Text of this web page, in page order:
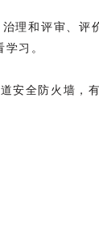
理和评审、评
习。
安全防火墙，